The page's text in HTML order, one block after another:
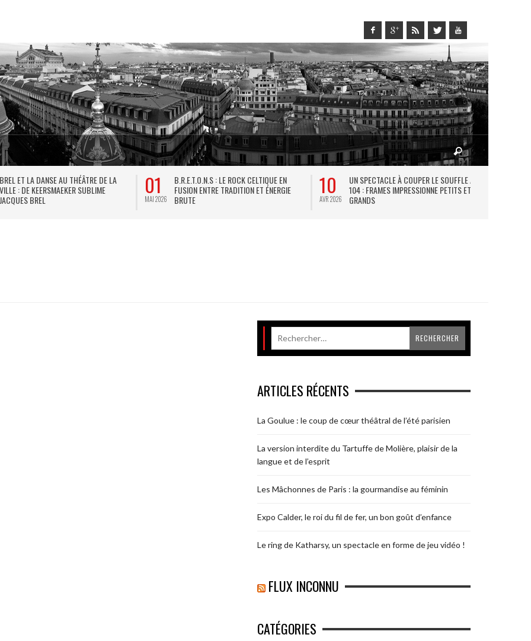
BREL ET LA DANSE AU THÉÂTRE DE LA
VILLE : DE KEERSMAEKER SUBLIME
JACQUES BREL
01
MAI 2026
B.R.E.T.O.N.S : LE ROCK CELTIQUE EN
FUSION ENTRE TRADITION ET ÉNERGIE
BRUTE
10
AVR 2026
UN SPECTACLE À COUPER LE SOUFFLE AU
104 : FRAMES IMPRESSIONNE PETITS ET
GRANDS
ARTICLES RÉCENTS
La Goulue : le coup de cœur théâtral de l’été parisien
La version interdite du Tartuffe de Molière, plaisir de la
langue et de l’esprit
Les Mâchonnes de Paris : la gourmandise au féminin
Expo Calder, le roi du fil de fer, un bon goût d’enfance
Le ring de Katharsy, un spectacle en forme de jeu vidéo !
FLUX INCONNU
CATÉGORIES